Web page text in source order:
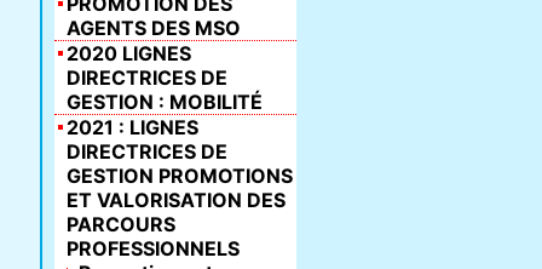
AGENTS DES MSO
2020 LIGNES
DIRECTRICES DE
GESTION : MOBILITÉ
2021 : LIGNES
DIRECTRICES DE
GESTION PROMOTIONS
ET VALORISATION DES
PARCOURS
PROFESSIONNELS